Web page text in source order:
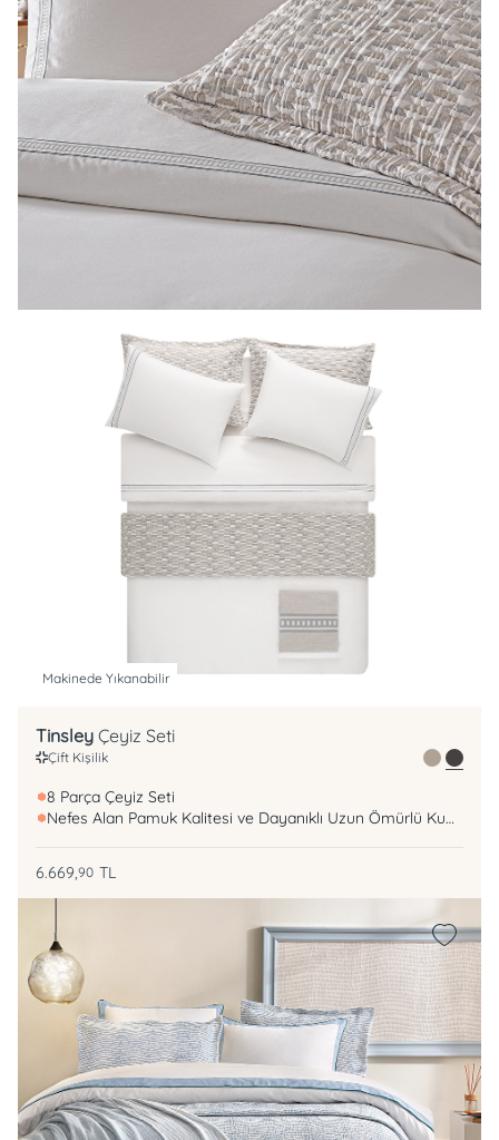
Makinede Yıkanabilir
Tinsley Çeyiz Seti
Çift Kişilik
8 Parça Çeyiz Seti
Nefes Alan Pamuk Kalitesi ve Dayanıklı Uzun Ömürlü Kumaş
6.669,90 TL